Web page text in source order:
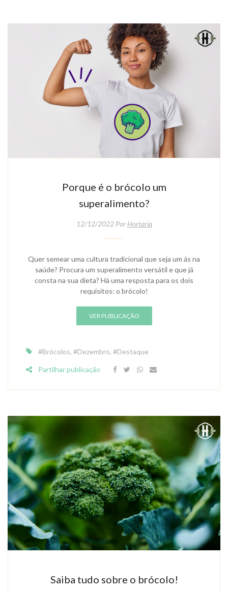
Porque é o brócolo um
superalimento?
12/12/2022 Por Hortaria
Quer semear uma cultura tradicional que seja um ás na
saúde? Procura um superalimento versátil e que já
consta na sua dieta? Há uma resposta para os dois
requisitos: o brócolo!
VER PUBLICAÇÃO
#Brócolos, #Dezembro, #Destaque
Partilhar publicação
Saiba tudo sobre o brócolo!